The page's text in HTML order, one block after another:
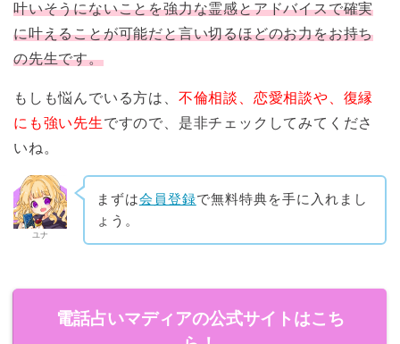
叶いそうにないことを強力な霊感とアドバイスで確実
に叶えることが可能だと言い切るほどのお力をお持ち
の先生です。
もしも悩んでいる方は、 不倫相談、恋愛相談や、復縁
にも強い先生ですので、是非チェックしてみてくださ
いね。
ユナ
まずは会員登録で無料特典を手に入れまし
ょう。
電話占いマディアの公式サイトはこち